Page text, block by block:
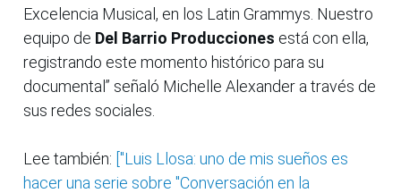
Excelencia Musical, en los Latin Grammys. Nuestro
equipo de Del Barrio Producciones está con ella,
registrando este momento histórico para su
documental” señaló Michelle Alexander a través de
sus redes sociales.
Lee también: ["Luis Llosa: uno de mis sueños es
hacer una serie sobre "Conversación en la